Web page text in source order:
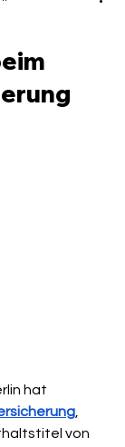
hat
von